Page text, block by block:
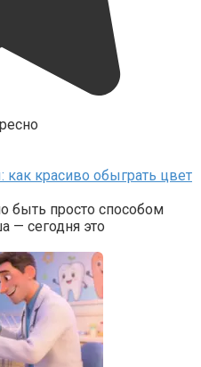
красиво обыграть цвет
быть просто способом
— сегодня это